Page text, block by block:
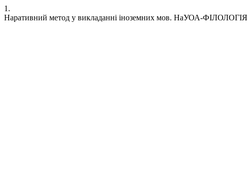
1.
Наративний метод у викладанні іноземних мов. НаУОА-